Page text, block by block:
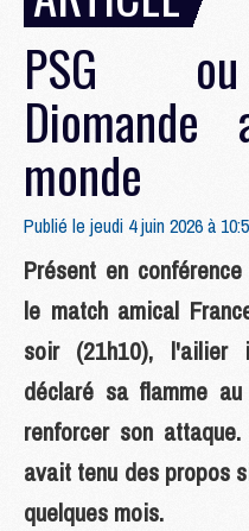
PSG
monde
Publié le jeudi 4 juin 2026 à
Présent en
le match amical
soir (21h10), l'ailier
déclaré sa flamme
renforcer son
avait tenu des propos
quelques mois.